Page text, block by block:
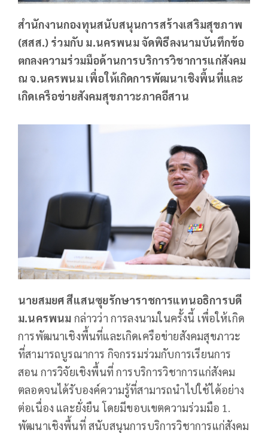
สำนักงานกองทุนสนับสนุนการสร้างเสริมสุขภาพ
(สสส.) ร่วมกับ ม.นครพนม จัดพิธีลงนามบันทึกข้อ
ตกลงความร่วมมือด้านการบริการวิชาการแก่สังคม
ณ จ.นครพนม เพื่อให้เกิดการพัฒนาเชิงพื้นที่และ
เกิดเครือข่ายสังคมสุขภาวะภาคอีสาน
นายสมยศ สีแสนซุยรักษาราชการแทนอธิการบดี
ม.นครพนม กล่าวว่า การลงนามในครั้งนี้ เพื่อให้เกิด
การพัฒนาเชิงพื้นที่และเกิดเครือข่ายสังคมสุขภาวะ
ที่สามารถบูรณาการ กิจกรรมร่วมกับการเรียนการ
สอน การวิจัยเชิงพื้นที่ การบริการวิชาการแก่สังคม
ตลอดจนได้รับองค์ความรู้ที่สามารถนำไปใช้ได้อย่าง
ต่อเนื่อง และยั่งยืน โดยมีขอบเขตความร่วมมือ 1.
พัฒนาเชิงพื้นที่ สนับสนุนการบริการวิชาการแก่สังคม